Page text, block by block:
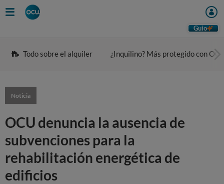
Guio
Todo sobre el alquiler ¿Inquilino? Más protegido con
Noticia
OCU denuncia la ausencia de
subvenciones para la
rehabilitación energética de
edificios